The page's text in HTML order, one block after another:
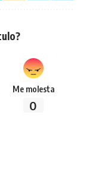
Me molesta
0